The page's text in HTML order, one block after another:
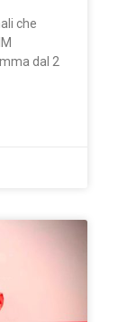
che
dal 2